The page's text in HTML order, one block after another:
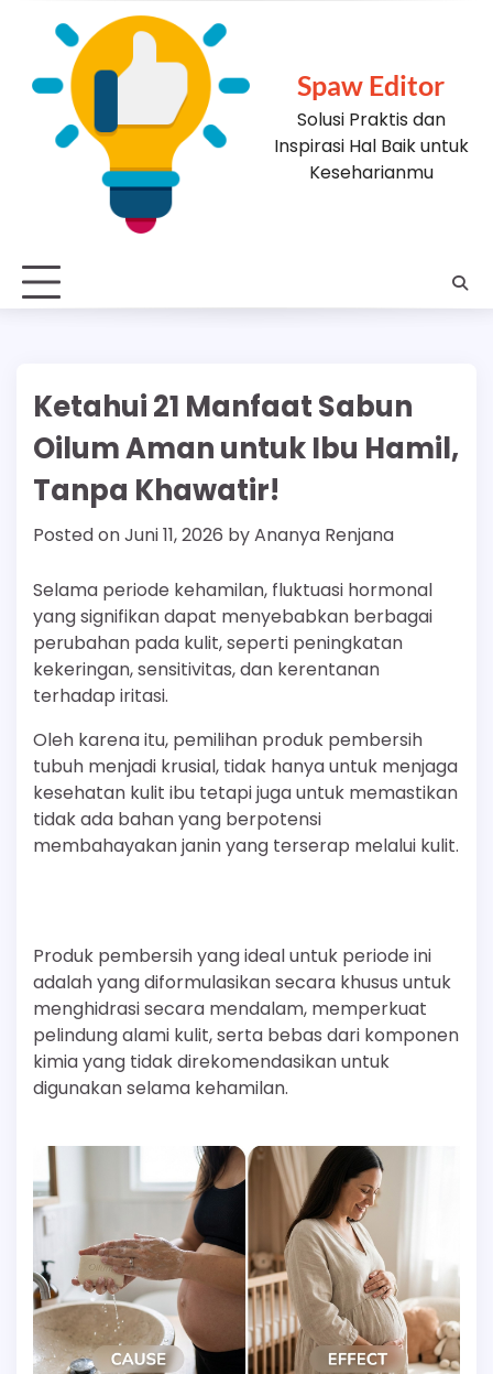
Spaw Editor
Solusi Praktis dan
Inspirasi Hal Baik untuk
Keseharianmu
Ketahui 21 Manfaat Sabun
Oilum Aman untuk Ibu Hamil,
Tanpa Khawatir!
Posted onJuni 11, 2026 byAnanya Renjana
Selama periode kehamilan, fluktuasi hormonal
yang signifikan dapat menyebabkan berbagai
perubahan pada kulit, seperti peningkatan
kekeringan, sensitivitas, dan kerentanan
terhadap iritasi.
Oleh karena itu, pemilihan produk pembersih
tubuh menjadi krusial, tidak hanya untuk menjaga
kesehatan kulit ibu tetapi juga untuk memastikan
tidak ada bahan yang berpotensi
membahayakan janin yang terserap melalui kulit.
Produk pembersih yang ideal untuk periode ini
adalah yang diformulasikan secara khusus untuk
menghidrasi secara mendalam, memperkuat
pelindung alami kulit, serta bebas dari komponen
kimia yang tidak direkomendasikan untuk
digunakan selama kehamilan.